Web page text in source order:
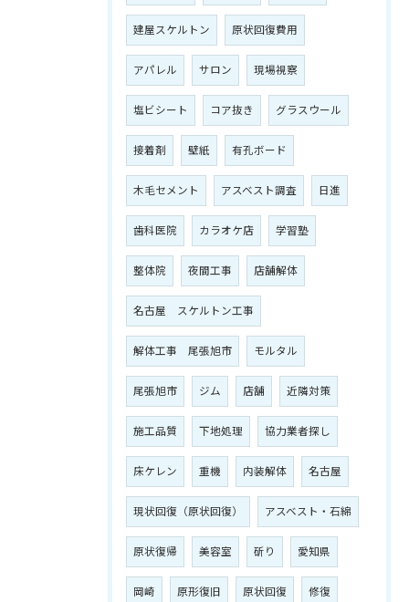
建屋スケルトン 原状回復費用
アパレル サロン 現場視察
塩ビシート コア抜き グラスウール
接着剤 壁紙 有孔ボード
木毛セメント アスベスト調査 日進
歯科医院 カラオケ店 学習塾
整体院 夜間工事 店舗解体
名古屋 スケルトン工事
解体工事 尾張旭市 モルタル
尾張旭市 ジム 店舗 近隣対策
施工品質 下地処理 協力業者探し
床ケレン 重機 内装解体 名古屋
現状回復（原状回復） アスベスト・石綿
原状復帰 美容室 斫り 愛知県
岡崎 原形復旧 原状回復 修復